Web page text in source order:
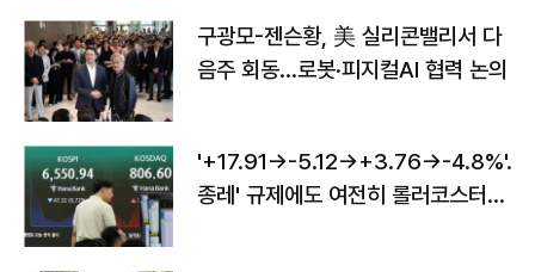
구광모-젠슨황, 美 실리콘밸리서 다
음주 회동…로봇·피지컬AI 협력 논의
'+17.91→-5.12→+3.76→-4.8%'…'
종레' 규제에도 여전히 롤러코스터